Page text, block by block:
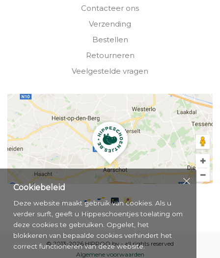
Contacteer ons
Verzending
Bestellen
Retourneren
Veelgestelde vragen
© 2013-2026 HIPPOO bv - all rights reserved
Algemene voorwaarden
Cookiebeleid
Deze website maakt gebruik van cookies. Als u
verder surft, geeft u Hippeschoentjes toelating om
deze cookies te gebruiken. Opgelet, het
blokkeren van bepaalde cookies verhindert het
correct functioneren van deze website.